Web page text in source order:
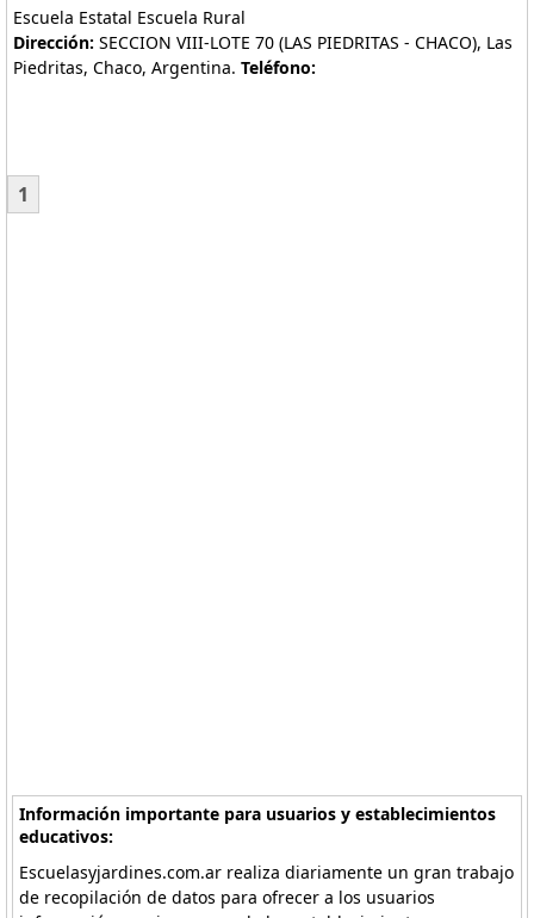
Escuela Estatal Escuela Rural
Dirección: SECCION VIII-LOTE 70 (LAS PIEDRITAS - CHACO), Las
Piedritas, Chaco, Argentina. Teléfono:
1
Información importante para usuarios y establecimientos
educativos:
Escuelasyjardines.com.ar realiza diariamente un gran trabajo
de recopilación de datos para ofrecer a los usuarios